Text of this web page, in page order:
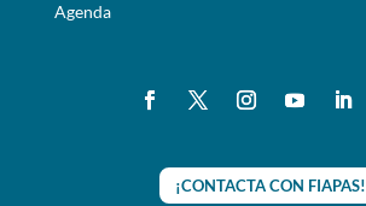
Agenda
¡CONTACTA CON FIAPAS!